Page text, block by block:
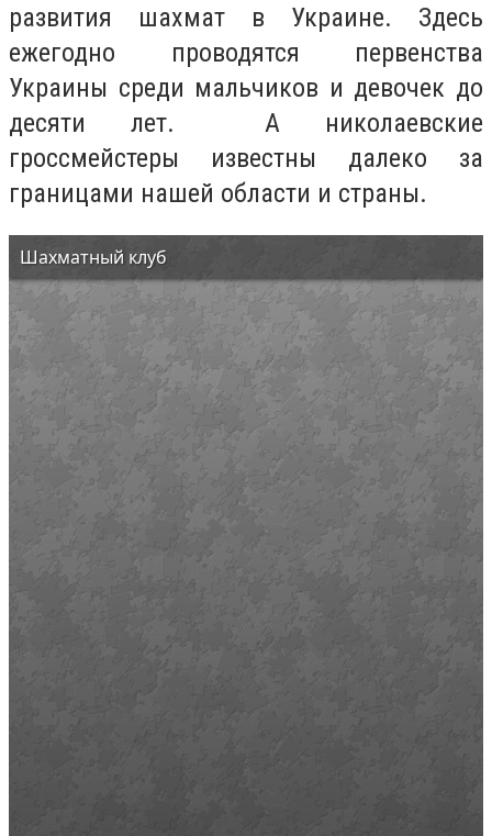
развития шахмат в Украине. Здесь
ежегодно проводятся первенства
Украины среди мальчиков и девочек до
десяти лет. А николаевские
гроссмейстеры известны далеко за
границами нашей области и страны.